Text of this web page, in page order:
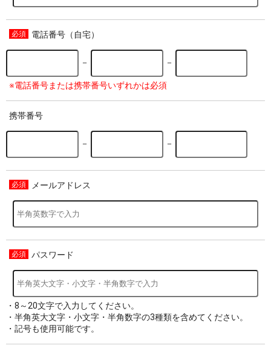
電話番号（自宅）
－ －
※電話番号または携帯番号いずれかは必須
携帯番号
－ －
メールアドレス
パスワード
・8～20文字で入力してください。
・半角英大文字・小文字・半角数字の3種類を含めてください。
・記号も使用可能です。